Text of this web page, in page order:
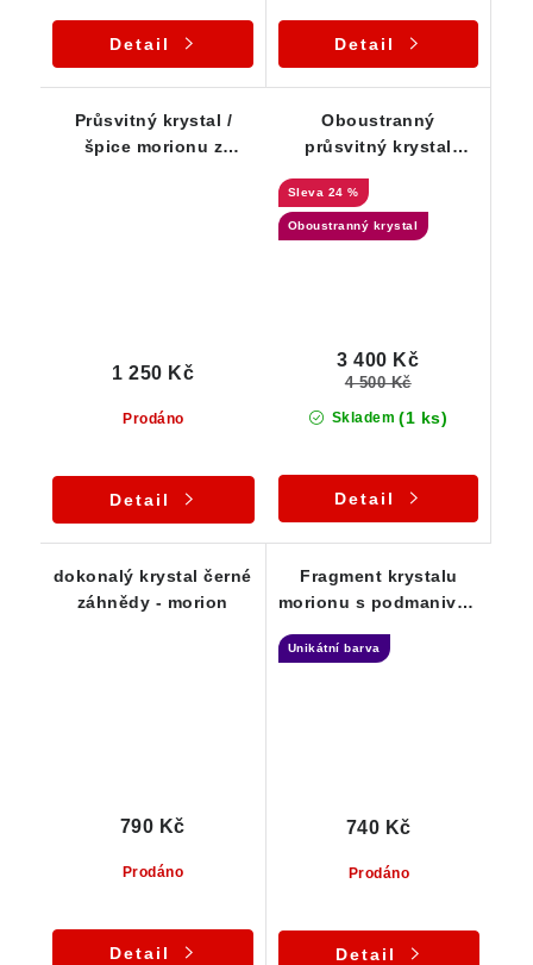
Detail Detail
Průsvitný krystal /
špice morionu z
Prodáno
1 250 Kč
Detail
Oboustranný
průsvitný krystal
centimetrů
24 %
Oboustranný krystal
Skladem (1 ks)
3 400 Kč
4 500 Kč
Detail
dokonalý krystal černé
záhnědy - morion
Prodáno
790 Kč
Detail
Fragment krystalu
morionu s podmanivou
Unikátní barva
Prodáno
740 Kč
Detail